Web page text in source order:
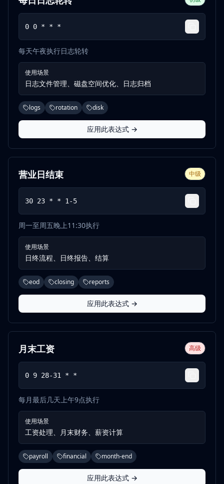
0 0 * * *
每天午夜执行日志轮转
使用场景
日志文件管理、磁盘空间优化、日志归档
logs rotation disk
应用此表达式 →
营业日结束 中级
30 23 * * 1-5
周一至周五晚上11:30执行
使用场景
日终流程、日终报告、结算
eod closing reports
应用此表达式 →
月末工资 高级
0 9 28-31 * *
每月最后几天上午9点执行
使用场景
工资处理、月末财务、薪资计算
payroll financial month-end
应用此表达式 →